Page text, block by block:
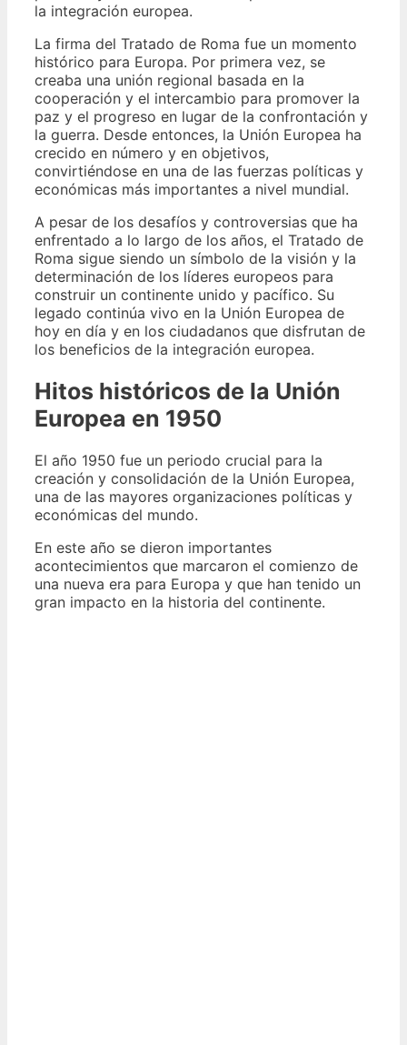
la integración europea.
La firma del Tratado de Roma fue un momento
histórico para Europa. Por primera vez, se
creaba una unión regional basada en la
cooperación y el intercambio para promover la
paz y el progreso en lugar de la confrontación y
la guerra. Desde entonces, la Unión Europea ha
crecido en número y en objetivos,
convirtiéndose en una de las fuerzas políticas y
económicas más importantes a nivel mundial.
A pesar de los desafíos y controversias que ha
enfrentado a lo largo de los años, el Tratado de
Roma sigue siendo un símbolo de la visión y la
determinación de los líderes europeos para
construir un continente unido y pacífico. Su
legado continúa vivo en la Unión Europea de
hoy en día y en los ciudadanos que disfrutan de
los beneficios de la integración europea.
Hitos históricos de la Unión
Europea en 1950
El año 1950 fue un periodo crucial para la
creación y consolidación de la Unión Europea,
una de las mayores organizaciones políticas y
económicas del mundo.
En este año se dieron importantes
acontecimientos que marcaron el comienzo de
una nueva era para Europa y que han tenido un
gran impacto en la historia del continente.